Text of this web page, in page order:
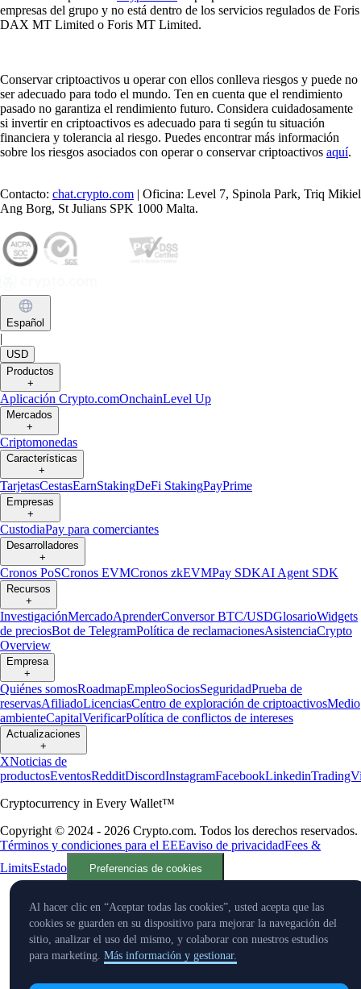
empresas del grupo y no está dentro de los servicios regulados de Foris
DAX MT Limited o Foris MT Limited.
Conservar criptoactivos u operar con ellos conlleva riesgos y puede no
ser adecuado para todo el mundo. Ten en cuenta que el rendimiento
pasado no garantiza el rendimiento futuro. Considera cuidadosamente
si invertir en criptoactivos es adecuado para ti según tu situación
financiera y tolerancia al riesgo. Puedes encontrar más información
sobre los riesgos asociados con operar o conservar criptoactivos aquí.
Contacto: chat.crypto.com | Oficina: Level 7, Spinola Park, Triq Mikiel
Ang Borg, St Julians SPK 1000 Malta.
Español
|
USD
Productos
+
Aplicación Crypto.comOnchainLevel Up
Mercados
+
Criptomonedas
Características
+
TarjetasCestasEarnStakingDeFi StakingPayPrime
Empresas
+
CustodiaPay para comerciantes
Desarrolladores
+
Cronos PoSCronos EVMCronos zkEVMPay SDKAI Agent SDK
Recursos
+
InvestigaciónMercadoAprenderConversor BTC/USDGlosarioWidgets
de preciosBot de TelegramPolítica de reclamacionesAsistenciaCrypto
Overview
Empresa
+
Quiénes somosRoadmapEmpleoSociosSeguridadPrueba de
reservasAfiliadoLicenciasCentro de exploración de criptoactivosMedio
ambienteCapitalVerificarPolítica de conflictos de intereses
Actualizaciones
+
XNoticias de
productosEventosRedditDiscordInstagramFacebookLinkedin
Cryptocurrency in Every Wallet™
Copyright © 2024 - 2026 Crypto.com. Todos los derechos reservados.
Términos y condiciones para el EEEaviso de privacidadFees &
LimitsEstado Preferencias de cookies
Al hacer clic en “Aceptar todas las cookies”, usted acepta que las
cookies se guarden en su dispositivo para mejorar la navegación del
sitio, analizar el uso del mismo, y colaborar con nuestros estudios
para marketing. Más información y gestionar.